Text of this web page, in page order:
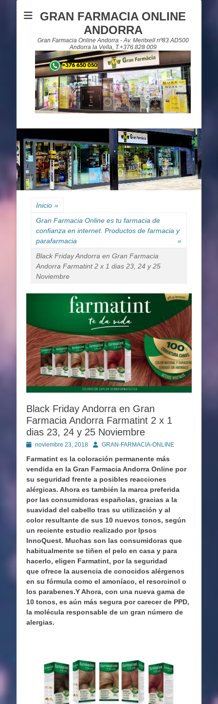
GRAN FARMACIA ONLINE
ANDORRA
Gran Farmacia Online Andorra - Av. Meritxell nº83 AD500
Andorra la Vella, T.+376 828 009
Inicio »
Gran Farmacia Online es tu farmacia de
confianza en internet. Productos de farmacia y
parafarmacia
»
Black Friday Andorra en Gran Farmacia
Andorra Farmatint 2 x 1 dias 23, 24 y 25
Noviembre
Black Friday Andorra en Gran
Farmacia Andorra Farmatint 2 x 1
dias 23, 24 y 25 Noviembre
Publicado
noviembre 23, 2018 AutorGRAN-FARMACIA-ONLINE
Farmatint es la coloración permanente más
vendida en la Gran Farmacia Andorra Online por
su seguridad frente a posibles reacciones
alérgicas. Ahora es también la marca preferida
por las consumidoras españolas, gracias a la
suavidad del cabello tras su utilización y al
color resultante de sus 10 nuevos tonos, según
un reciente estudio realizado por Ipsos
InnoQuest. Muchas son las consumidoras que
habitualmente se tiñen el pelo en casa y para
hacerlo, eligen Farmatint, por la seguridad
que ofrece la ausencia de conocidos alérgenos
en su fórmula como el amoníaco, el resorcinol o
los parabenes.Y Ahora, con una nueva gama de
10 tonos, es aún más segura por carecer de PPD,
la molécula responsable de un gran número de
alergias.